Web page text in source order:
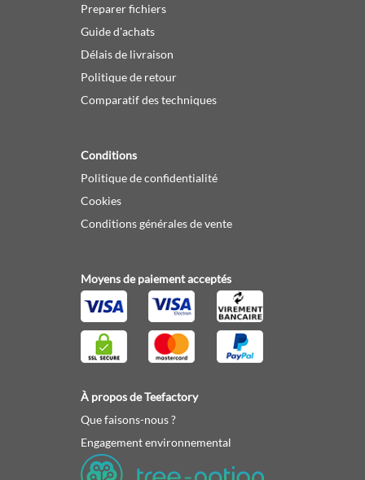
Preparer fichiers
Guide d'achats
Délais de livraison
Politique de retour
Comparatif des techniques
Conditions
Politique de confidentialité
Cookies
Conditions générales de vente
Moyens de paiement acceptés
À propos de Teefactory
Que faisons-nous ?
Engagement environnemental